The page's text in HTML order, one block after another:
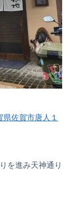
佐賀市唐人１
を進み天神通り